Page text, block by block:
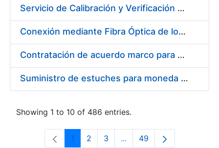
Servicio de Calibración y Verificación Externa de los Equipos de Medición del Servicio de Prevención de la FNMT-RCM
Conexión mediante Fibra Óptica de los Centros de Proceso de Datos (CPDs) de las sedes de la FNMT-RCM de Burgos y Madrid
Contratación de acuerdo marco para el Suministro de Material de Electricidad para la Fábrica Nacional de Moneda y Timbre-Real Casa de la Moneda en su centro de trabajo de Burgos
Suministro de estuches para moneda de 30 €
Showing 1 to 10 of 486 entries.
Page
1 Page
2 Page
3 ...Intermediate Pages Use
Page
49